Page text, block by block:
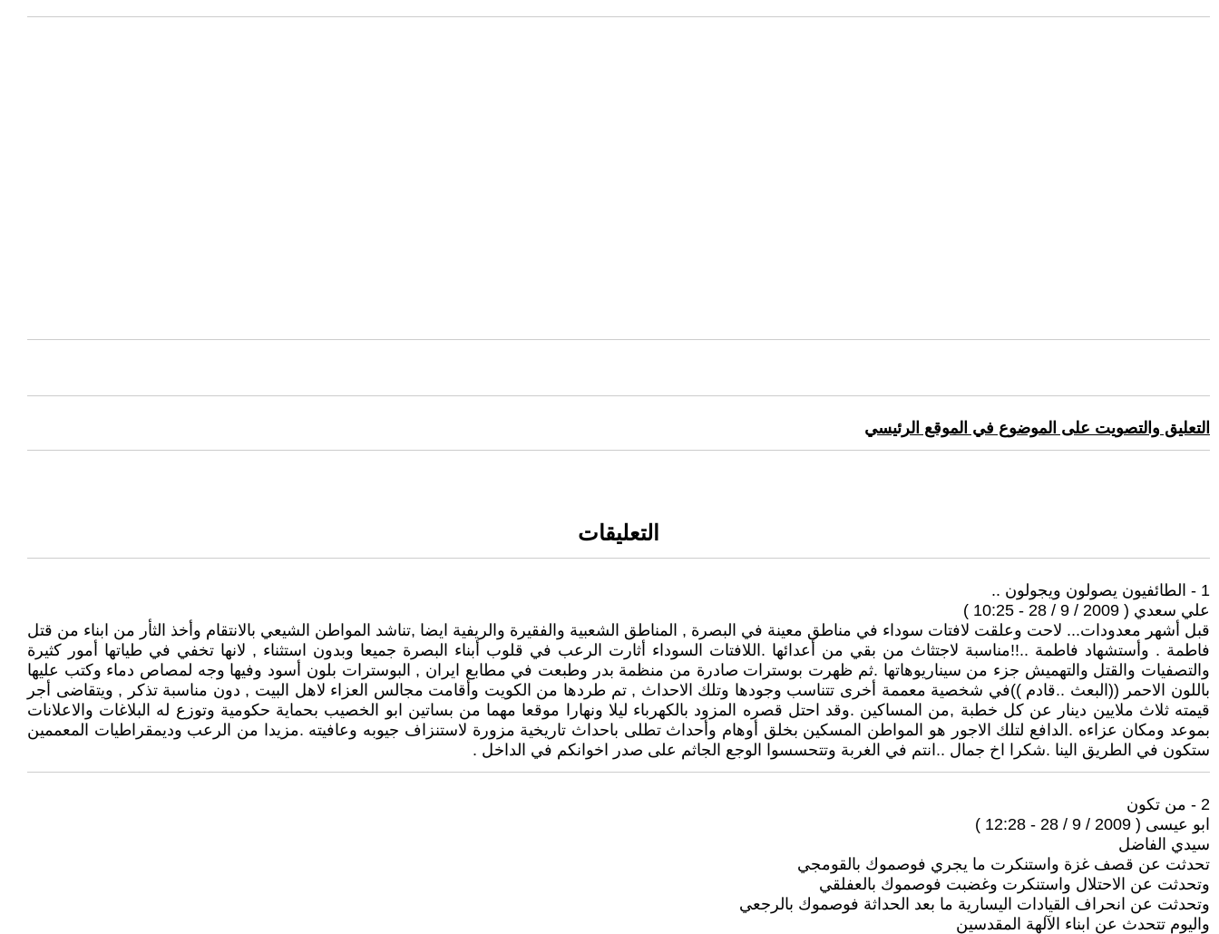
التعليق والتصويت على الموضوع في الموقع الرئيسي
التعليقات
1 - الطائفيون يصولون ويجولون ..
علي سعدي ( 2009 / 9 / 28 - 10:25 )
قبل أشهر معدودات... لاحت وعلقت لافتات سوداء في مناطق معينة في البصرة , المناطق الشعبية والفقيرة والريفية ايضا ,تناشد المواطن الشيعي بالانتقام وأخذ الثأر من ابناء من قتل
فاطمة . وأستشهاد فاطمة ..!!مناسبة لاجتثاث من بقي من أعدائها .اللافتات السوداء أثارت الرعب في قلوب أبناء البصرة جميعا وبدون استثناء , لانها تخفي في طياتها أمور كثيرة
والتصفيات والقتل والتهميش جزء من سيناريوهاتها .ثم ظهرت بوسترات صادرة من منظمة بدر وطبعت في مطابع ايران , البوسترات بلون أسود وفيها وجه لمصاص دماء وكتب عليها
باللون الاحمر ((البعث ..قادم ))في شخصية معممة أخرى تتناسب وجودها وتلك الاحداث , تم طردها من الكويت وأقامت مجالس العزاء لاهل البيت , دون مناسبة تذكر , ويتقاضى أجر
قيمته ثلاث ملايين دينار عن كل خطبة ,من المساكين .وقد احتل قصره المزود بالكهرباء ليلا ونهارا موقعا مهما من بساتين ابو الخصيب بحماية حكومية وتوزع له البلاغات والاعلانات
بموعد ومكان عزاءه .الدافع لتلك الاجور هو المواطن المسكين بخلق أوهام وأحداث تطلى باحداث تاريخية مزورة لاستنزاف جيوبه وعافيته .مزيدا من الرعب وديمقراطيات المعممين
ستكون في الطريق الينا .شكرا اخ جمال ..انتم في الغربة وتتحسسوا الوجع الجاثم على صدر اخوانكم في الداخل .
2 - من تكون
ابو عيسى ( 2009 / 9 / 28 - 12:28 )
سيدي الفاضل
تحدثت عن قصف غزة واستنكرت ما يجري فوصموك بالقومجي
وتحدثت عن الاحتلال واستنكرت وغضبت فوصموك بالعفلقي
وتحدثت عن انحراف القيادات اليسارية ما بعد الحداثة فوصموك بالرجعي
واليوم تتحدث عن ابناء الآلهة المقدسين